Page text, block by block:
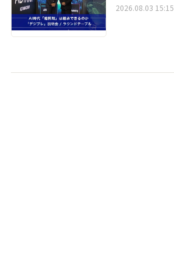
2026.08.03 15:15